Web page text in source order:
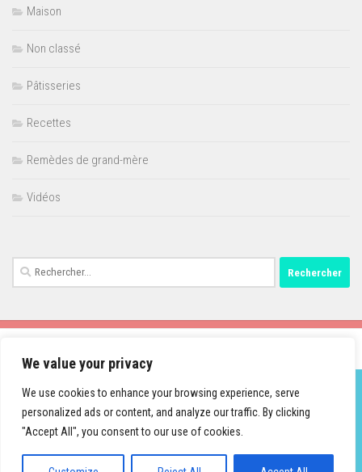
We value your privacy
We use cookies to enhance your browsing experience, serve
personalized ads or content, and analyze our traffic. By clicking
"Accept All", you consent to our use of cookies.
Maison
Non classé
Pâtisseries
Recettes
Remèdes de grand-mère
Vidéos
Rechercher :